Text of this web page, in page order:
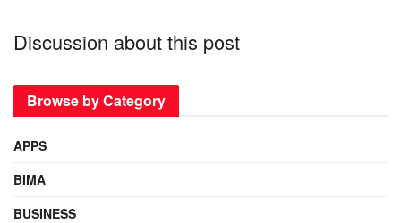
Discussion about this post
Browse by Category
APPS
BIMA
BUSINESS